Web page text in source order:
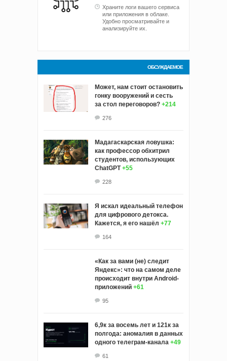
Храните логи вашего сервиса
или приложения в облаке.
Удобно просматривайте и
анализируйте их.
ОБСУЖДАЕМОЕ
Может, нам стоит остановить
гонку вооружений и сесть
за стол переговоров? +214
276
Мадагаскарская ловушка:
как профессор обхитрил
студентов, использующих
ChatGPT +55
228
Я искал идеальный телефон
для цифрового детокса.
Кажется, я его нашёл +77
164
«Как за вами (не) следит
Яндекс»: что на самом деле
происходит внутри Android-
приложений +61
95
6,9к за восемь лет и 121к за
полгода: аномалия в данных
одного телеграм-канала +49
61